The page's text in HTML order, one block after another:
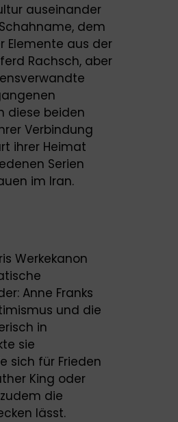
auseinander
dem
Elemente aus der
Rachsch, aber
diese beiden
Verbindung
ihrer Heimat
Serien
im Iran.
Werkekanon
Anne Franks
und die
in
sie
sich für Frieden
King oder
die
lässt.